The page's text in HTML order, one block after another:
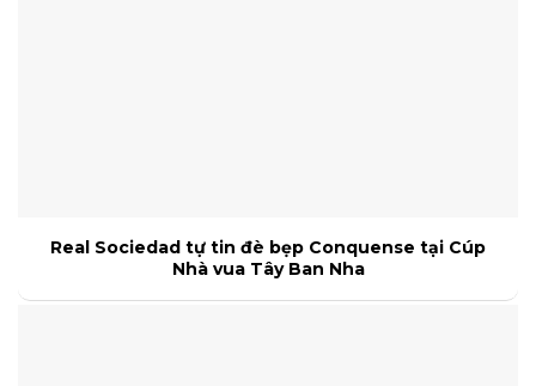
Real Sociedad tự tin đè bẹp Conquense tại Cúp
Nhà vua Tây Ban Nha